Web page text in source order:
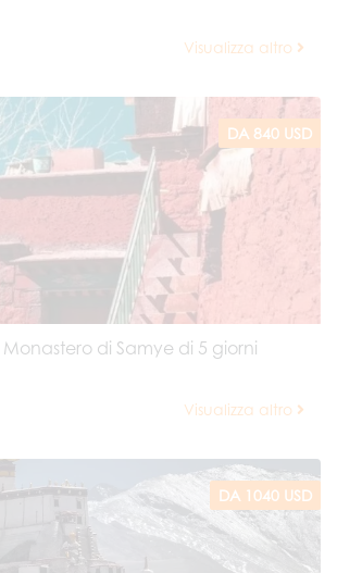
Visualizza altro
DA 840 USD
Monastero di Samye di 5 giorni
Visualizza altro
DA 1040 USD